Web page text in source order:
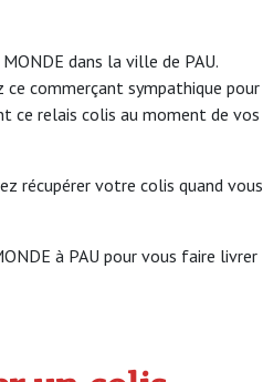
dans la ville de PAU.
ce commerçant sympathique pour
ce relais colis au moment de vos
récupérer votre colis quand vous
à PAU pour vous faire livrer